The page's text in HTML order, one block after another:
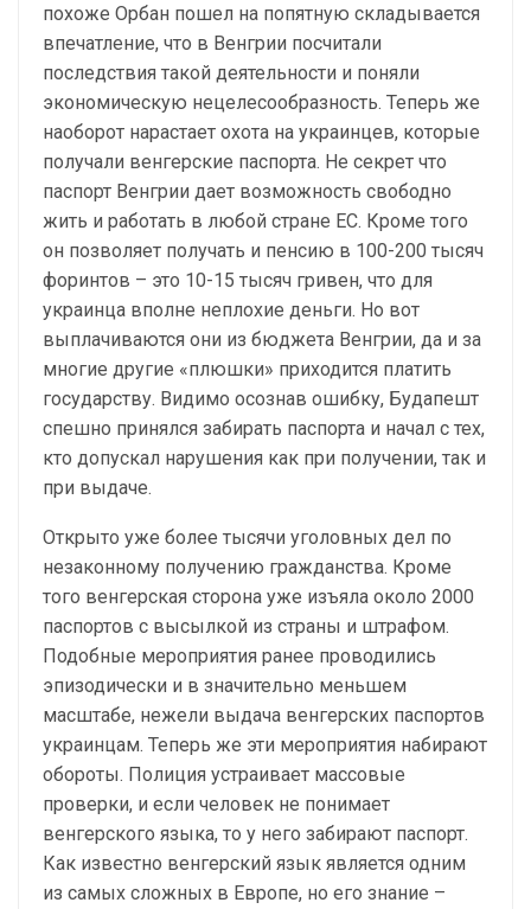
похоже Орбан пошел на попятную складывается
впечатление, что в Венгрии посчитали
последствия такой деятельности и поняли
экономическую нецелесообразность. Теперь же
наоборот нарастает охота на украинцев, которые
получали венгерские паспорта. Не секрет что
паспорт Венгрии дает возможность свободно
жить и работать в любой стране ЕС. Кроме того
он позволяет получать и пенсию в 100-200 тысяч
форинтов – это 10-15 тысяч гривен, что для
украинца вполне неплохие деньги. Но вот
выплачиваются они из бюджета Венгрии, да и за
многие другие «плюшки» приходится платить
государству. Видимо осознав ошибку, Будапешт
спешно принялся забирать паспорта и начал с тех,
кто допускал нарушения как при получении, так и
при выдаче.
Открыто уже более тысячи уголовных дел по
незаконному получению гражданства. Кроме
того венгерская сторона уже изъяла около 2000
паспортов с высылкой из страны и штрафом.
Подобные мероприятия ранее проводились
эпизодически и в значительно меньшем
масштабе, нежели выдача венгерских паспортов
украинцам. Теперь же эти мероприятия набирают
обороты. Полиция устраивает массовые
проверки, и если человек не понимает
венгерского языка, то у него забирают паспорт.
Как известно венгерский язык является одним
из самых сложных в Европе, но его знание –